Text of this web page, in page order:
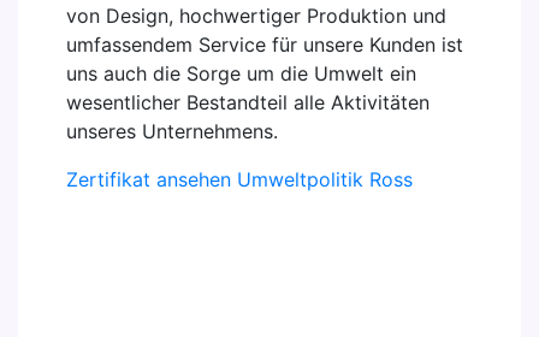
von Design, hochwertiger Produktion und
umfassendem Service für unsere Kunden ist
uns auch die Sorge um die Umwelt ein
wesentlicher Bestandteil alle Aktivitäten
unseres Unternehmens.
Zertifikat ansehen Umweltpolitik Ross